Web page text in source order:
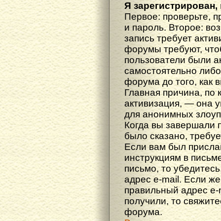
Я
Первое: проверьте,
и пароль. Второе:
запись требует
форумы требуют,
пользователи были
самостоятельно
форума до того, как
Главная причина, по
активизация, — она
для анонимных
Когда вы завершали
было сказано,
Если вам был
инструкциям в
письмо, то
адрес e-mail. Если
правильный адрес
получили, то
форума.